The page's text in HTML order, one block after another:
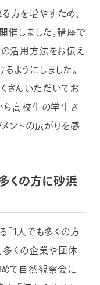
方を増やすため、
催しました。講座で
の活用方法をお伝え
ようにしました。
さんいただいてお
ら高校生の学生さ
メントの広がりを感
くの方に砂浜
「1人でも多くの方
多くの企業や団体
めて自然観察会に